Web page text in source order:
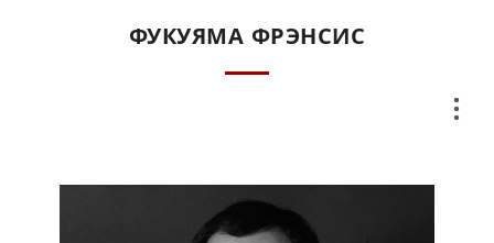
ФУКУЯМА ФРЭНСИС